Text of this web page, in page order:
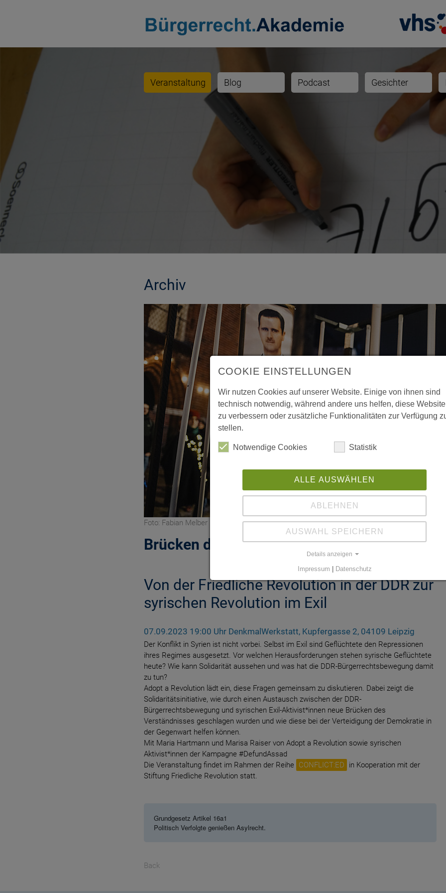
Veranstaltung Blog Podcast Gesichter
MORE INFORMATION
Archiv
Foto: Fabian Melber
Brücken der Solidarität
Von der Friedliche Revolution in der DDR zur
syrischen Revolution im Exil
07.09.2023 19:00 Uhr DenkmalWerkstatt, Kupfergasse 2, 04109 Leipzig
Der Konflikt in Syrien ist nicht vorbei. Selbst im Exil sind Geflüchtete den Repressionen
ihres Regimes ausgesetzt. Vor welchen Herausforderungen stehen syrische Geflüchtete
heute? Wie kann Solidarität aussehen und was hat die DDR-Bürgerrechtsbewegung damit
zu tun?
Adopt a Revolution lädt ein, diese Fragen gemeinsam zu diskutieren. Dabei zeigt die
Solidaritätsinitiative, wie durch einen Austausch zwischen der DDR-
Bürgerrechtsbewegung und syrischen Exil-Aktivist*innen neue Brücken des
Verständnisses geschlagen wurden und wie diese bei der Verteidigung der Demokratie in
der Gegenwart helfen können.
Mit Maria Hartmann und Marisa Raiser von Adopt a Revolution sowie syrischen
Aktivist*innen der Kampagne #DefundAssad
Die Veranstaltung findet im Rahmen der Reihe
CONFLICT:ED
in Kooperation mit der
Stiftung Friedliche Revolution statt.
Grundgesetz Artikel 16a1
Politisch Verfolgte genießen Asylrecht.
Back
COOKIE EINSTELLUNGEN
Wir nutzen Cookies auf unserer Website. Einige von ihnen sind
technisch notwendig, während andere uns helfen, diese Website
zu verbessern oder zusätzliche Funktionalitäten zur Verfügung
stellen.
Notwendige Cookies Statistik
ALLE AUSWÄHLEN
ABLEHNEN
AUSWAHL SPEICHERN
Details anzeigen
Impressum | Datenschutz